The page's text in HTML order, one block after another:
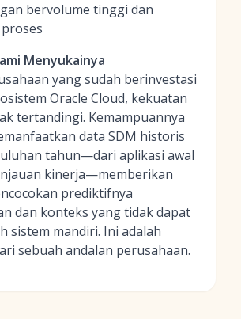
bervolume tinggi dan
Menyukainya
yang sudah berinvestasi
Oracle Cloud, kekuatan
tertandingi. Kemampuannya
data SDM historis
tahun—dari aplikasi awal
kinerja—memberikan
prediktifnya
dan konteks yang tidak dapat
sistem mandiri. Ini adalah
sebuah andalan perusahaan.